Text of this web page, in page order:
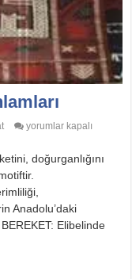
Türk
Anlamları
için
yorumlar kapalı
doğurganlığını
Anadolu’daki
Elibelinde